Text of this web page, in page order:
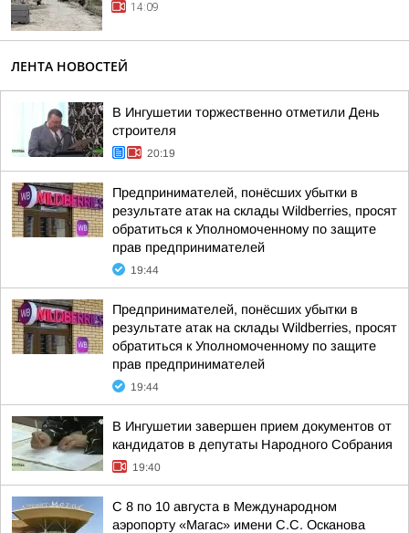
14:09
ЛЕНТА НОВОСТЕЙ
В Ингушетии торжественно отметили День
строителя
20:19
Предпринимателей, понёсших убытки в
результате атак на склады Wildberries, просят
обратиться к Уполномоченному по защите
прав предпринимателей
19:44
Предпринимателей, понёсших убытки в
результате атак на склады Wildberries, просят
обратиться к Уполномоченному по защите
прав предпринимателей
19:44
В Ингушетии завершен прием документов от
кандидатов в депутаты Народного Собрания
19:40
С 8 по 10 августа в Международном
аэропорту «Магас» имени С.С. Осканова